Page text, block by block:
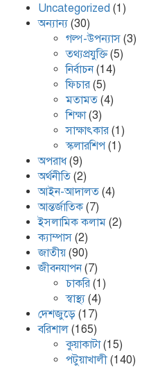
Uncategorized (1)
অন্যান্য (30)
গল্প-উপন্যাস (3)
তথ্যপ্রযুক্তি(5)
নির্বাচন(14)
ফিচার (5)
মতামত (4)
শিক্ষা(3)
সাক্ষাৎকার (1)
স্কলারশিপ (1)
অপরাধ(9)
অর্থনীতি (2)
আইন-আদালত (4)
আন্তর্জাতিক(7)
ইসলামিক কলাম (2)
ক্যাম্পাস (2)
জাতীয়(90)
জীবনযাপন(7)
চাকরি (1)
স্বাস্থ্য (4)
দেশজুড়ে (17)
বরিশাল (165)
কুয়াকাটা(15)
পটুয়াখালী (140)